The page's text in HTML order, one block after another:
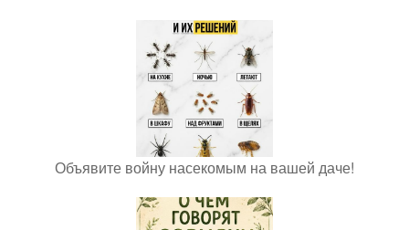
Объявите войну насекомым на вашей даче!